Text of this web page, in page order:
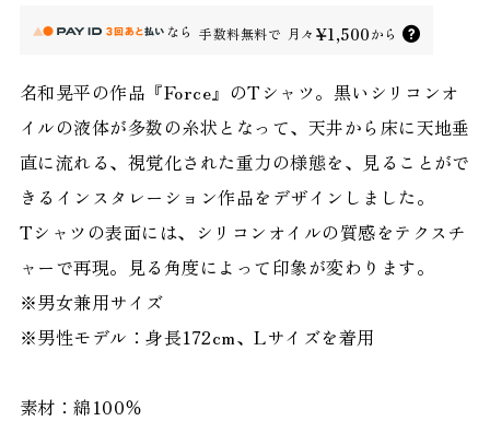
なら 手数料無料で 月々 ¥1,500から
名和晃平の作品『Force』のTシャツ。黒いシリコンオ
イルの液体が多数の糸状となって、天井から床に天地垂
直に流れる、視覚化された重力の様態を、見ることがで
きるインスタレーション作品をデザインしました。
Tシャツの表面には、シリコンオイルの質感をテクスチ
ャーで再現。見る角度によって印象が変わります。
※男女兼用サイズ
※男性モデル：身長172cm、Lサイズを着用
素材：綿100％